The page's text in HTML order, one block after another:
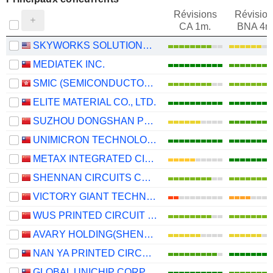
Révisions
CA 1m.
BNA
SKYWORKS SOLUTIONS, INC.
MEDIATEK INC.
SMIC (SEMICONDUCTOR MANUFACTURING INTERNATIONAL COMPANY)
ELITE MATERIAL CO., LTD.
SUZHOU DONGSHAN PRECISION MANUFACTURING CO., LTD.
UNIMICRON TECHNOLOGY CORP.
METAX INTEGRATED CIRCUITS (SHANGHAI) CO., LTD.
SHENNAN CIRCUITS CO., LTD.
VICTORY GIANT TECHNOLOGY (HUIZHOU) CO.,LTD
WUS PRINTED CIRCUIT (KUNSHAN) CO., LTD.
AVARY HOLDING(SHENZHEN)CO., LIMITED
NAN YA PRINTED CIRCUIT BOARD CORPORATION